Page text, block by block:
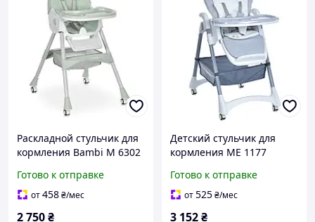
Раскладной стульчик для
кормления Bambi M 6302
игрушек, на колесиках,
оливковый
Готово к отправке
от458₴/мес
2 750₴
Детский стульчик для
кормления ME 1177
классический стульчик
для ребенка, светло-
Готово к отправке
от525₴/мес
3 152₴